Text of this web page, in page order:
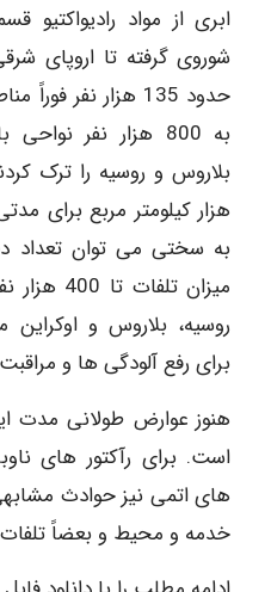
ابری از مواد رادیواکتیو
شوروی گرفته تا اروپای
حدود 135 هزار نفر
به 800 هزار نفر
هزار کیلومتر مربع برای
به سختی می توان تعداد
میزان
روسیه، بلاروس و
برای رفع آلودگی ها و
هنوز عوارض طولانی مدت
است. برای رآکتور های
های اتمی نیز حوادث
خدمه و محیط و بعضاً